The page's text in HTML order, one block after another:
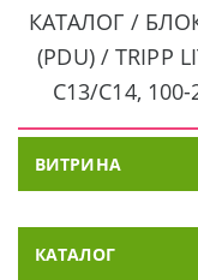
КАТАЛОГ /
(PDU) / TRIPP
C13/C14,
ВИТРИНА
КАТАЛОГ